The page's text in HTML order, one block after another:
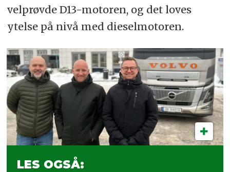
velprøvde D13-motoren, og det loves
ytelse på nivå med dieselmotoren.
LES OGSÅ: